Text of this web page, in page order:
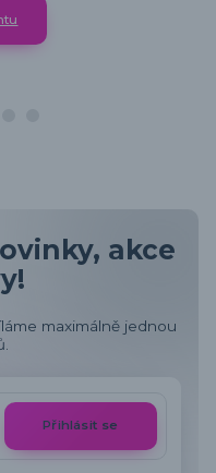
akce
maximálně jednou
Přihlásit se